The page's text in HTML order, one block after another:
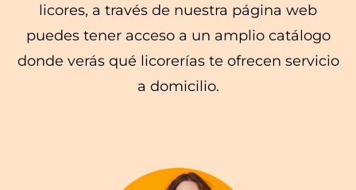
licores, a través de nuestra página web
puedes tener acceso a un amplio catálogo
donde verás qué licorerías te ofrecen servicio
a domicilio.